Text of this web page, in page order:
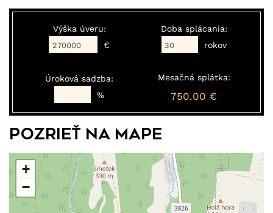
Výška úveru:
€
Doba splácania:
rokov
Úroková sadzba:
%
Mesačná splátka:
750.00 €
Pozrieť na mape
+
−